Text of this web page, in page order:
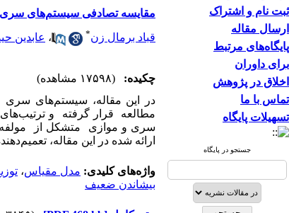
ثبت نام و اشتراک
ارسال مقاله
پایگاه‌های مرتبط
برای داوران
اخلاق در پژوهش
تماس با ما
تسهیلات پایگاه
جستجو در پایگاه
مقایسه تصادفی سیستم‌های
قباد برمال زن* ، عابدین
چکیده:
(۱۷۵۹۸ مشاهده)
در این مقاله، سیستم‌های سری
مطالعه قرار گرفته و
سری و موازی متشکل از
ارائه شده در این مقاله،
واژه‌های کلیدی: مدل مقیاس،
بیشاندن ضعیف